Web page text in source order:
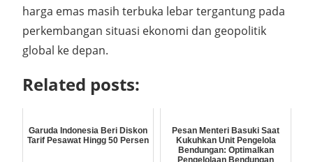
harga emas masih terbuka lebar tergantung pada
perkembangan situasi ekonomi dan geopolitik
global ke depan.
Related posts:
Garuda Indonesia Beri Diskon
Tarif Pesawat Hingg 50 Persen
Pesan Menteri Basuki Saat
Kukuhkan Unit Pengelola
Bendungan: Optimalkan
Pengelolaan Bendungan